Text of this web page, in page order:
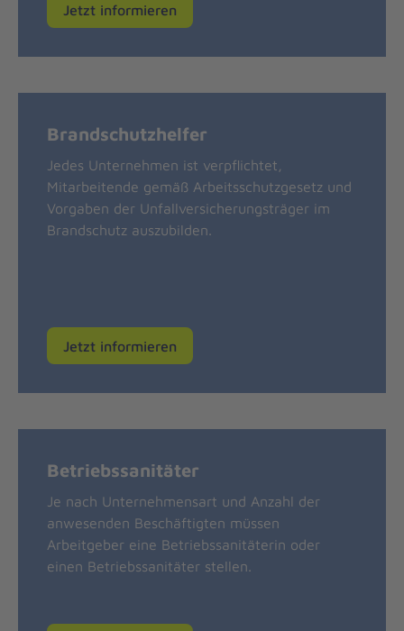
Jetzt informieren
Brandschutzhelfer
Jedes Unternehmen ist verpflichtet,
Mitarbeitende gemäß Arbeitsschutzgesetz und
Vorgaben der Unfallversicherungsträger im
Brandschutz auszubilden.
Jetzt informieren
Betriebssanitäter
Je nach Unternehmensart und Anzahl der
anwesenden Beschäftigten müssen
Arbeitgeber eine Betriebssanitäterin oder
einen Betriebssanitäter stellen.